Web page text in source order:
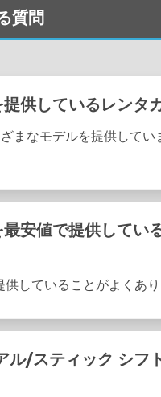
質問
供しているレンタ
まなモデルを提供してい
安値で提供してい
供していることがよくあり
ル/スティック シフ